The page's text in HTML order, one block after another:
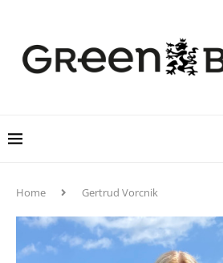
Home Gertrud Vorcnik